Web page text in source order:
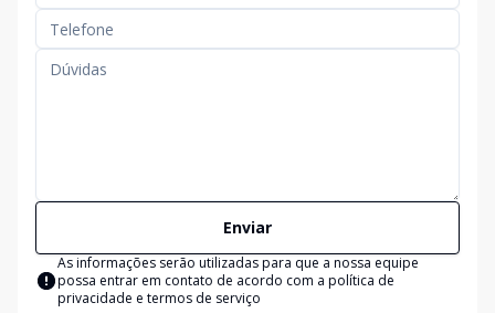
Enviar
As informações serão utilizadas para que a nossa equipe
possa entrar em contato de acordo com a política de
privacidade e termos de serviço